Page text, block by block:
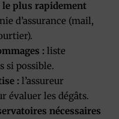
le plus rapidement
d’assurance (mail,
: liste
si possible.
: l’assureur
évaluer les dégâts.
nécessaires